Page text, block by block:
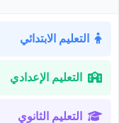
التعليم الابتدائي
التعليم الإعدادي
التعليم الثانوي